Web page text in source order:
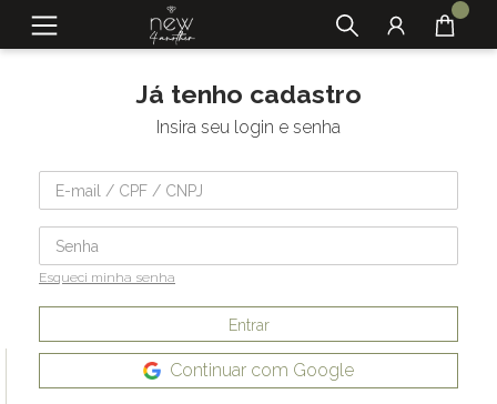
Já tenho cadastro
Insira seu login e senha
Esqueci minha senha
Entrar
Continuar com Google